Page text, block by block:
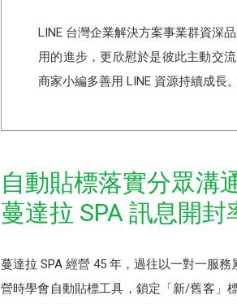
LINE 台灣企業解決方案事業群資深
用的進步，更欣慰於是彼此主動交
商家小編多善用 LINE 資源持續成長
自動貼標落實分眾溝
蔓達拉 SPA 訊息開封
蔓達拉 SPA 經營 45 年，過往以一對一服
營時學會自動貼標工具，鎖定「新/舊客」